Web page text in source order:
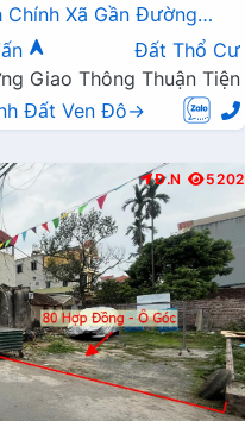
Chính Xã Gần Đường
Đất Thổ Cư
Giao Thông Thuận Tiện
Đất Ven Đô→
Đ.N 5202